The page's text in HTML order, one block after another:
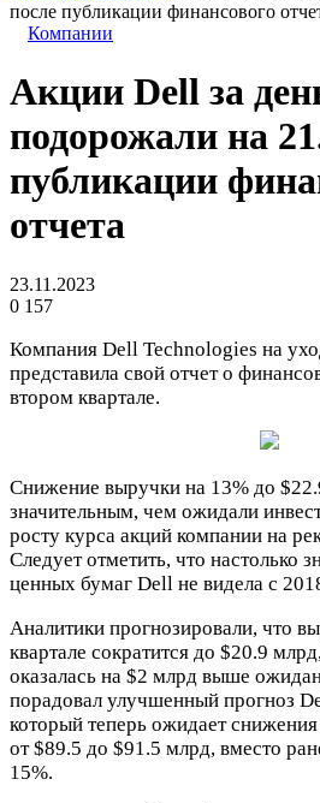
после публикации финансового
Компании
Акции Dell за
подорожали на
публикации
отчета
23.11.2023
0 157
Компания Dell Technologies на
представила свой отчет о
втором квартале.
Снижение выручки на 13% до
значительным, чем ожидали
росту курса акций компании на
Следует отметить, что настолько
ценных бумаг Dell не видела с
Аналитики прогнозировали, что
квартале сократится до $20.9
оказалась на $2 млрд выше
порадовал улучшенный прогноз
который теперь ожидает
от $89.5 до $91.5 млрд, вместо
15%.